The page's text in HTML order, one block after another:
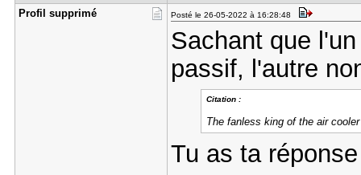
Profil sup​primé Posté le 26-05-2022 à 16:28:48
Sachant que
passif, l'autre
Citation :
The fanless king of the air cooler
Tu as ta réponse